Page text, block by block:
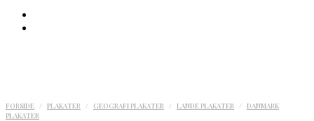
FORSIDE / PLAKATER / GEOGRAFI PLAKATER / LANDE PLAKATER /
DANMARK
PLAKATER